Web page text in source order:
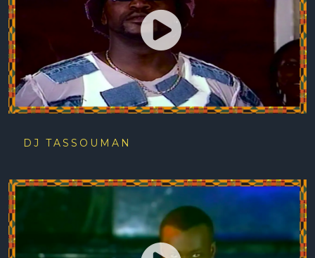
DJ TASSOUMAN